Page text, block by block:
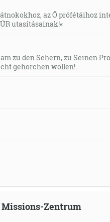
az Ő prófétáihoz
utasításainak!«
zu den Sehern, zu Seinen
gehorchen wollen!
Missions-Zentrum